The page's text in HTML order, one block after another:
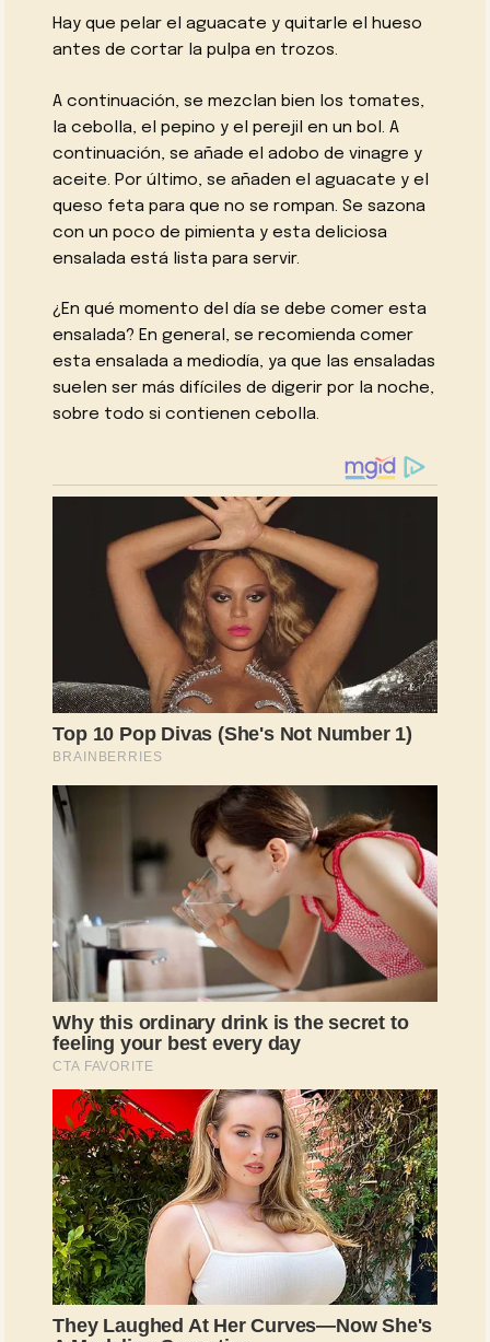
Hay que pelar el aguacate y quitarle el hueso
antes de cortar la pulpa en trozos.
A continuación, se mezclan bien los tomates,
la cebolla, el pepino y el perejil en un bol. A
continuación, se añade el adobo de vinagre y
aceite. Por último, se añaden el aguacate y el
queso feta para que no se rompan. Se sazona
con un poco de pimienta y esta deliciosa
ensalada está lista para servir.
¿En qué momento del día se debe comer esta
ensalada? En general, se recomienda comer
esta ensalada a mediodía, ya que las ensaladas
suelen ser más difíciles de digerir por la noche,
sobre todo si contienen cebolla.